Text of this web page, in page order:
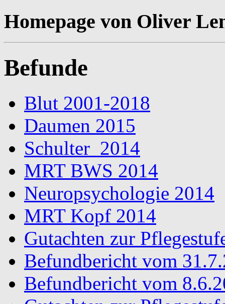
Homepage von Oliver
Befunde
Blut 2001-2018
Daumen 2015
Schulter_2014
MRT BWS 2014
Neuropsychologie 2014
MRT Kopf 2014
Gutachten zur
Befundbericht vom
Befundbericht vom